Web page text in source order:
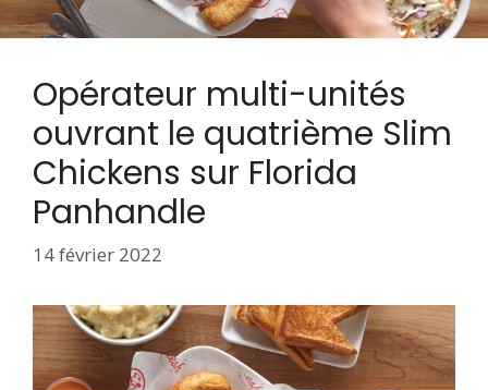
Opérateur multi-unités
ouvrant le quatrième Slim
Chickens sur Florida
Panhandle
14 février 2022